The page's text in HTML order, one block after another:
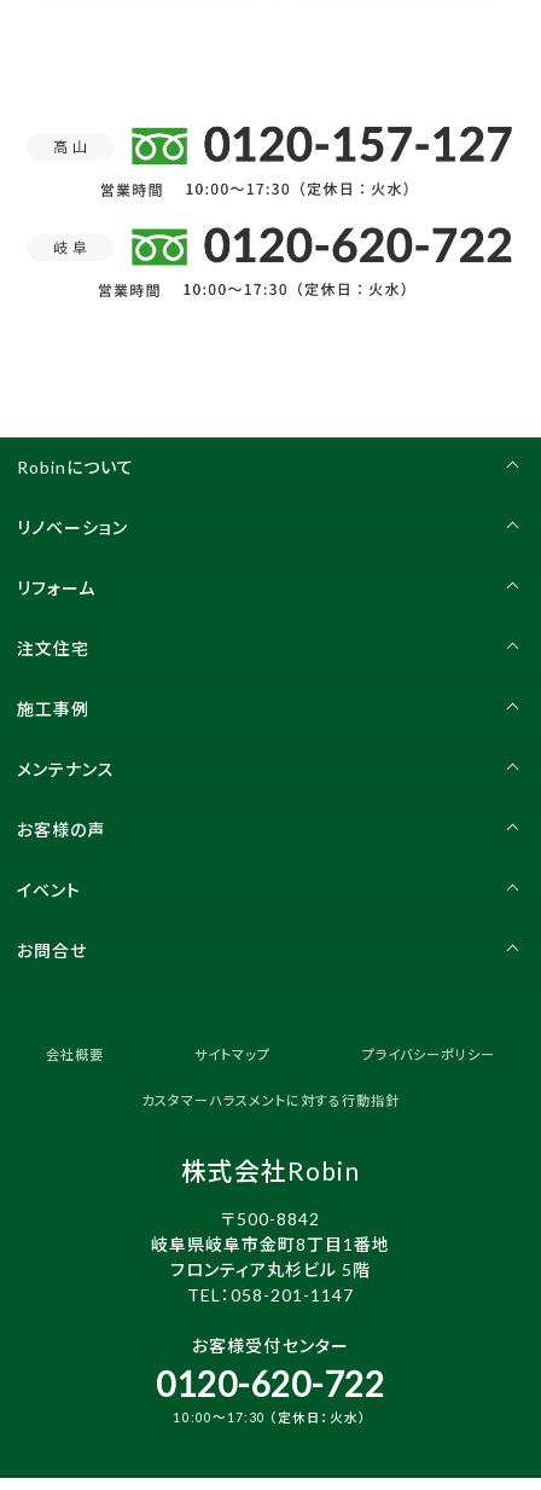
Robinについて
リノベーション
リフォーム
注文住宅
施工事例
メンテナンス
お客様の声
イベント
お問合せ
会社概要 サイトマップ プライバシーポリシー
カスタマーハラスメントに対する行動指針
株式会社Robin
〒500-8842
岐阜県岐阜市金町8丁目1番地
フロンティア丸杉ビル 5階
TEL： 058-201-1147
お客様受付センター
0120-620-722
10:00～17:30 （定休日：火水）